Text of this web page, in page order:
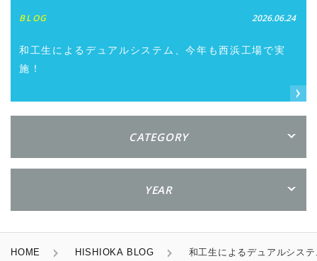
BLOG 2026.06.24
和工生によるデュアルシステム、今年も西浜工場で実
施！
CATEGORY
YEAR
HOME HISHIOKA BLOG 和工生によるデュアルシス